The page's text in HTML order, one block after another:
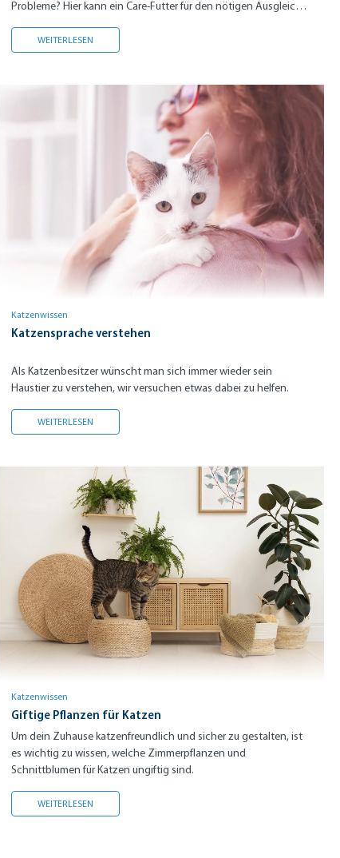
Probleme? Hier kann ein Care-Futter für den nötigen Ausgleich
WEITERLESEN
Katzenwissen
Katzensprache verstehen
Als Katzenbesitzer wünscht man sich immer wieder sein
Haustier zu verstehen, wir versuchen etwas dabei zu helfen.
WEITERLESEN
Katzenwissen
Giftige Pflanzen für Katzen
Um dein Zuhause katzenfreundlich und sicher zu gestalten, ist
es wichtig zu wissen, welche Zimmerpflanzen und
Schnittblumen für Katzen ungiftig sind.
WEITERLESEN